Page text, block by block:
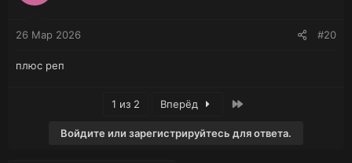
26 Мар 2026 #20
плюс реп
1 из 2 Вперёд
Войдите или зарегистрируйтесь для ответа.